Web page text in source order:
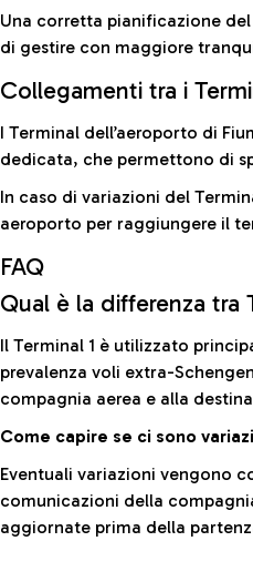
Una corretta pianificazione
di gestire con maggiore
Collegamenti tra i
I Terminal dell’aeroporto di
dedicata, che permettono di
In caso di variazioni del
aeroporto per raggiungere il
FAQ
Qual è la differenza tra
Il Terminal 1 è utilizzato
prevalenza voli extra-
compagnia aerea e alla
Come capire se ci sono
Eventuali variazioni vengono
comunicazioni della
aggiornate prima della